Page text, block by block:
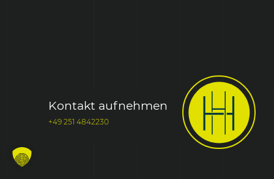
Kontakt aufnehmen
+49 251 4842230